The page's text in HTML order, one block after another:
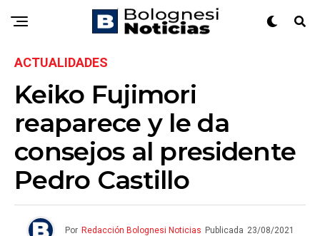
ACTUALIDADES
Keiko Fujimori
reaparece y le da
consejos al presidente
Pedro Castillo
Por Redacción Bolognesi Noticias Publicada 23/08/2021